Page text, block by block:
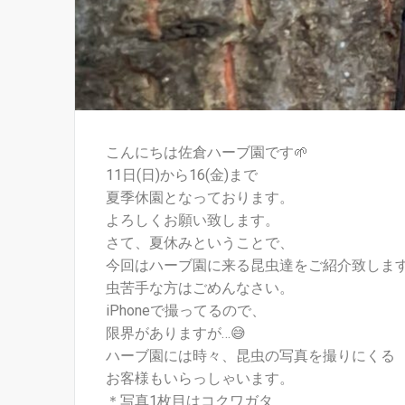
こんにちは佐倉ハーブ園です🌱
11日(日)から16(金)まで
夏季休園となっております。
よろしくお願い致します。
さて、夏休みということで、
今回はハーブ園に来る昆虫達をご紹介致しま
虫苦手な方はごめんなさい。
iPhoneで撮ってるので、
限界がありますが…😅
ハーブ園には時々、昆虫の写真を撮りにくる
お客様もいらっしゃいます。
＊写真1枚目はコクワガタ